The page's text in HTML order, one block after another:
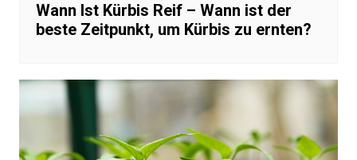
Wann Ist Kürbis Reif – Wann ist der
beste Zeitpunkt, um Kürbis zu ernten?